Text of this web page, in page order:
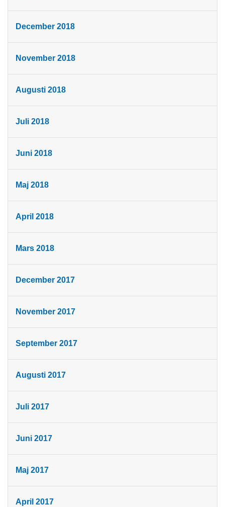
December 2018
November 2018
Augusti 2018
Juli 2018
Juni 2018
Maj 2018
April 2018
Mars 2018
December 2017
November 2017
September 2017
Augusti 2017
Juli 2017
Juni 2017
Maj 2017
April 2017